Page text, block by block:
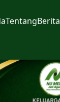
TentangBerita